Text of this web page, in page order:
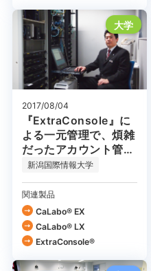
大学
2017/08/04
『ExtraConsole』に
よる一元管理で、煩雑
だったアカウント管理
も一新！
新潟国際情報大学
関連製品
CaLabo® EX
CaLabo® LX
ExtraConsole®